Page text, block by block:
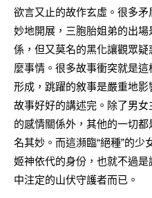
欲言又止的故作玄虛。很多
妙地開展，三胞胎姐弟的出場
係，但又莫名的黑化讓觀眾
麼事情。很多故事衝突就是
形成，跳躍的敘事是嚴重地影
故事好好的講述完。除了男
的感情關係外，其他的一切
名其妙。而這瀕臨“絕種”的少
姬神依代的身份，也就不過
中注定的山伏守護者而已。